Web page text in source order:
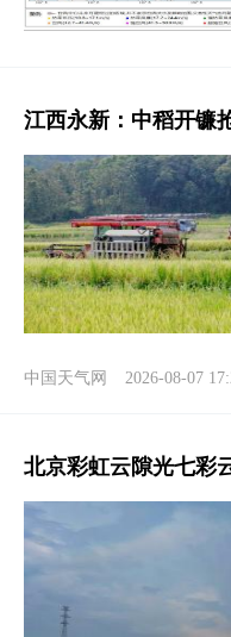
江西永新：中稻开镰
中国天气网 2026-08-07
北京彩虹云隙光七彩